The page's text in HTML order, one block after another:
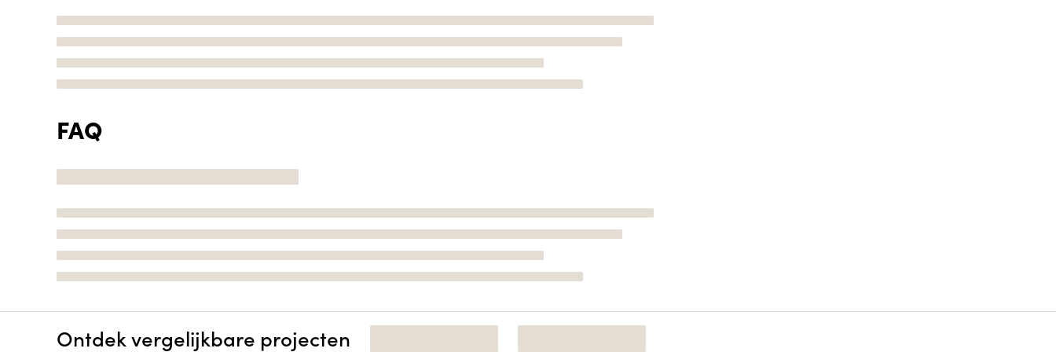
FAQ
Ontdek vergelijkbare projecten